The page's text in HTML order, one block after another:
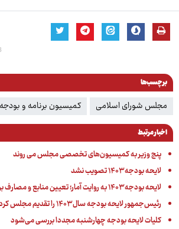
برچسب‌ها
مجلس شورای اسلامی کمیسیون برنامه و بودجه
اخبار مرتبط
​پنج وزیر به کمیسیون‌های تخصصی مجلس می روند
لایحه بودجه ۱۴۰۳ تصویب نشد
لایحه بودجه ۱۴۰۳ به روایت آمار؛ تعیین منابع و مصارف بر مبنای واقعیت‌ها
رئیس‌جمهور لایحه بودجه سال ۱۴۰۳ را تقدیم مجلس کرد
کلیات لایحه بودجه چهارشنبه مجددا بررسی می‌شود